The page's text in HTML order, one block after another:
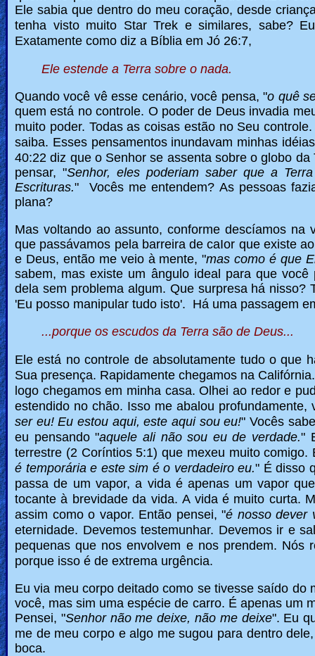
Ele sabia que dentro do meu coração, desde
tenha visto muito Star Trek e similares, sabe?
Exatamente como diz a Bíblia em Jó 26:7,
Ele estende a Terra sobre o nada.
Quando você vê esse cenário, você pensa, "o quê
quem está no controle. O poder de Deus invadia
muito poder. Todas as coisas estão no Seu
saiba. Esses pensamentos inundavam minhas
40:22 diz que o Senhor se assenta sobre o globo
pensar, "Senhor, eles poderiam saber que a
Escrituras." Vocês me entendem? As pessoas
plana?
Mas voltando ao assunto, conforme descíamos
que passávamos pela barreira de caIor que existe
e Deus, então me veio à mente, "mas como é que
sabem, mas existe um ângulo ideal para que
dela sem problema algum. Que surpresa há nisso?
'Eu posso manipular tudo isto'. Há uma passagem
...porque os escudos da Terra são de Deus...
Ele está no controle de absolutamente tudo o que
Sua presença. Rapidamente chegamos na
logo chegamos em minha casa.Olhei ao redor e
estendido no chão. Isso me abalou
ser eu! Eu estou aqui, este aqui sou eu!" Vocês
eu pensando "aquele ali não sou eu de verdade."
terrestre (2 Coríntios 5:1) que mexeu muito comigo.
é temporária e este sim é o verdadeiro eu." É disso
passa de um vapor, a vida é apenas um vapor
tocante à brevidade da vida.A vida é muito curta.
assim como o vapor. Então pensei, "é nosso dever
eternidade. Devemos testemunhar. Devemos ir e
pequenas que nos envolvem e nos prendem. Nós
porque isso é de extrema urgência.
Eu via meu corpo deitado como se tivesse saído
você, mas sim uma espécie de carro. É apenas um
Pensei, "Senhor não me deixe, não me deixe". Eu
me de meu corpo e algo me sugou para dentro
boca.